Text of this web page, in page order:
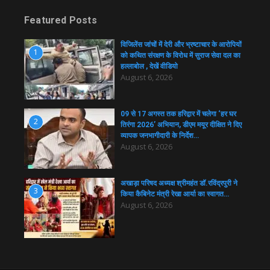
Featured Posts
1
विजिलेंस जांचों में देरी और भ्रष्टाचार के आरोपियों
को कथित संरक्षण के विरोध में सुराज सेवा दल का
हल्लाबोल , देखें वीडियो
August 6, 2026
2
09 से 17 अगस्त तक हरिद्वार में चलेगा ‘हर घर
तिरंगा 2026’ अभियान, डीएम मयूर दीक्षित ने दिए
व्यापक जनभागीदारी के निर्देश…
August 6, 2026
3
अखाड़ा परिषद अध्यक्ष श्रीमहंत डॉ.रविंद्रपुरी ने
किया कैबिनेट मंत्री रेखा आर्या का स्वागत…
August 6, 2026